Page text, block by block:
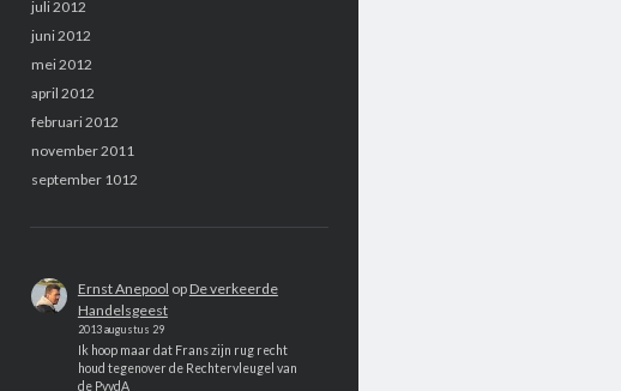
juli 2012
juni 2012
mei 2012
april 2012
februari 2012
november 2011
september 1012
Ernst Anepool op De verkeerde
Handelsgeest
2013 augustus 29
Ik hoop maar dat Frans zijn rug recht
houd tegenover de Rechtervleugel van
de PvvdA